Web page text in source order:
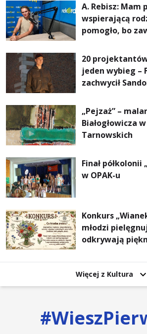
A. Rebisz: Mam
wspierającą
pomogło, bo
najważniejsza
20
jeden wybieg –
zachwycił
„Pejzaż” –
Białogłowicza
Tarnowskich
Finał
w OPAK-u
Konkurs
młodzi
odkrywają
Więcej z Kultura
#